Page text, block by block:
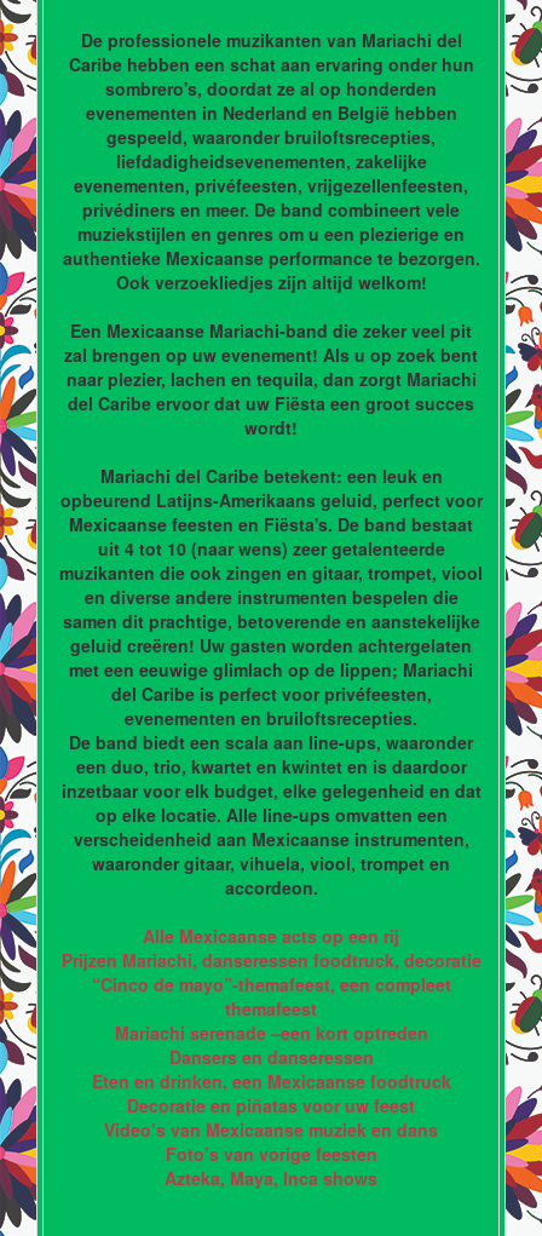
De professionele muzikanten van Mariachi del
Caribe hebben een schat aan ervaring onder hun
sombrero's, doordat ze al op honderden
evenementen in Nederland en België hebben
gespeeld, waaronder bruiloftsrecepties,
liefdadigheidsevenementen, zakelijke
evenementen, privéfeesten, vrijgezellenfeesten,
privédiners en meer. De band combineert vele
muziekstijlen en genres om u een plezierige en
authentieke Mexicaanse performance te bezorgen.
Ook verzoekliedjes zijn altijd welkom!
Een Mexicaanse Mariachi-band die zeker veel pit
zal brengen op uw evenement! Als u op zoek bent
naar plezier, lachen en tequila, dan zorgt Mariachi
del Caribe ervoor dat uw Fiësta een groot succes
wordt!
Mariachi del Caribe betekent: een leuk en
opbeurend Latijns-Amerikaans geluid, perfect voor
Mexicaanse feesten en Fiësta's. De band bestaat
uit 4 tot 10 (naar wens) zeer getalenteerde
muzikanten die ook zingen en gitaar, trompet, viool
en diverse andere instrumenten bespelen die
samen dit prachtige, betoverende en aanstekelijke
geluid creëren! Uw gasten worden achtergelaten
met een eeuwige glimlach op de lippen; Mariachi
del Caribe is perfect voor privéfeesten,
evenementen en bruiloftsrecepties.
De band biedt een scala aan line-ups, waaronder
een duo, trio, kwartet en kwintet en is daardoor
inzetbaar voor elk budget, elke gelegenheid en dat
op elke locatie. Alle line-ups omvatten een
verscheidenheid aan Mexicaanse instrumenten,
waaronder gitaar, vihuela, viool, trompet en
accordeon.
Alle Mexicaanse acts op een rij
Prijzen Mariachi, danseressen foodtruck, decoratie
“Cinco de mayo”-themafeest, een compleet
themafeest
Mariachi serenade –een kort optreden
Dansers en danseressen
Eten en drinken, een Mexicaanse foodtruck
Decoratie en piñatas voor uw feest
Video’s van Mexicaanse muziek en dans
Foto’s van vorige feesten
Azteka, Maya, Inca shows